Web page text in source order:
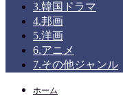
3.韓国ドラマ
4.邦画
5.洋画
6.アニメ
7.その他ジャンル
ホーム